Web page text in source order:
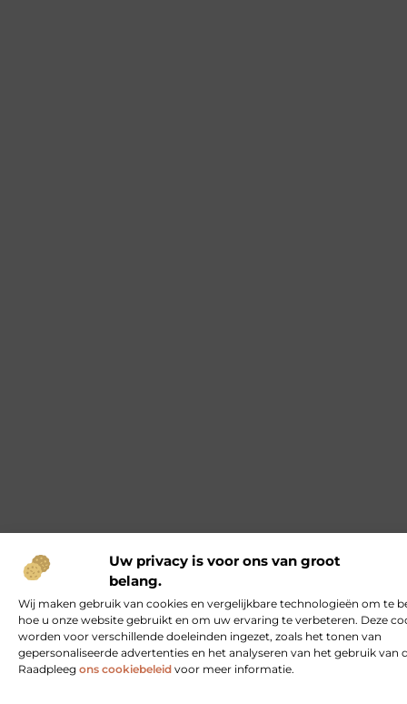
Uw privacy is voor ons van groot
belang.
Wij maken gebruik van cookies en vergelijkbare technologieën om te
hoe u onze website gebruikt en om uw ervaring te verbeteren. Deze
worden voor verschillende doeleinden ingezet, zoals het tonen van
gepersonaliseerde advertenties en het analyseren van het gebruik van
Raadpleeg ons cookiebeleid voor meer informatie.